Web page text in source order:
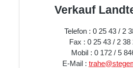
Verkauf
Telefon : 0 25 43 / 2
Fax : 0 25 43 / 2 38
Mobil : 0 172 / 5
E-Mail :